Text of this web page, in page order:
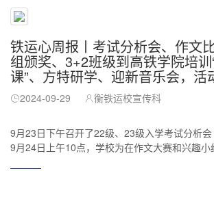
铁运心周报丨考试分析会、作文
组颁奖、3+2班级到高铁学院培
课”、方特研学、迎新音乐会，活
2024-09-29 衡铁运校宣传科
9月23日下午召开了22级、23级入学考试分析会
9月24日上午10点，学校为在作文大赛和兴趣